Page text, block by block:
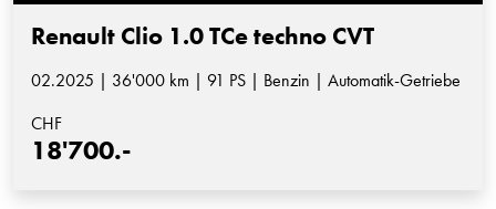
Renault Clio 1.0 TCe techno CVT
02.2025 | 36'000 km | 91 PS | Benzin | Automatik-Getriebe
CHF
18'700.-